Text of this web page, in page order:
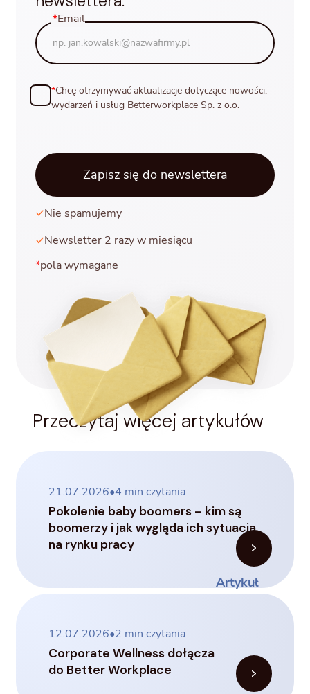
*Email
*Chcę otrzymywać aktualizacje dotyczące nowości,
wydarzeń i usług Betterworkplace Sp. z o.o.
Nie spamujemy
Newsletter 2 razy w miesiącu
*pola wymagane
Przeczytaj więcej artykułów
21.07.2026•4 min czytania
Pokolenie baby boomers – kim są
boomerzy i jak wygląda ich sytuacja
na rynku pracy
Artykuł
12.07.2026•2 min czytania
Corporate Wellness dołącza
do Better Workplace